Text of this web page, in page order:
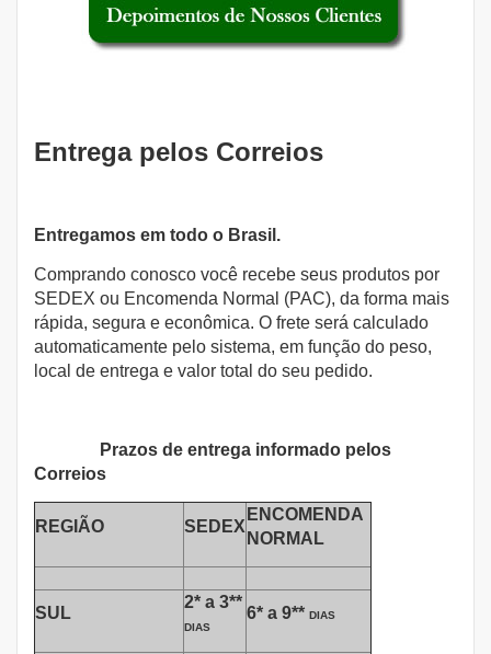
Entrega pelos Correios
Entregamos em todo o Brasil.
Comprando conosco você recebe seus produtos por
SEDEX ou Encomenda Normal (PAC), da forma mais
rápida, segura e econômica. O frete será calculado
automaticamente pelo sistema, em função do peso,
local de entrega e valor total do seu pedido.
Prazos de entrega informado pelos
Correios
REGIÃO SEDEX
ENCOMENDA
NORMAL
SUL
2* a 3**
DIAS
6* a 9** DIAS